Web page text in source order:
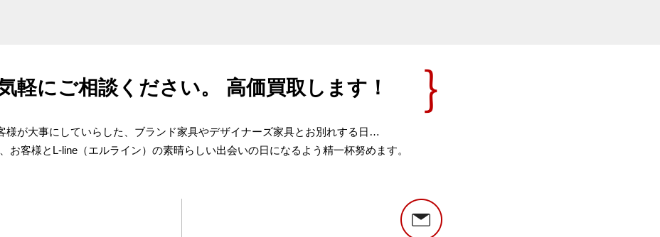
軽にご相談ください。 高価買取します！
様が大事にしていらした、ブランド家具やデザイナーズ家具とお別れする日…
お客様とL-line（エルライン）の素晴らしい出会いの日になるよう精一杯努めます。